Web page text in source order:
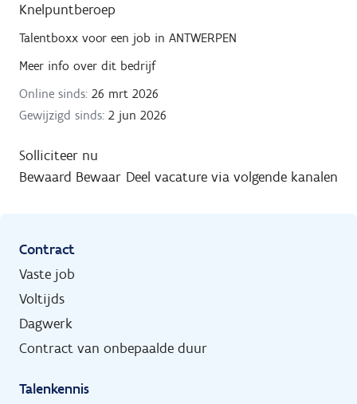
r
Knelpuntberoep
Talentboxx voor een job in ANTWERPEN
Meer info over dit bedrijf
Online sinds: 26 mrt 2026
Gewijzigd sinds: 2 jun 2026
Solliciteer nu
Bewaard Bewaar Deel vacature via volgende kanalen
Contract
Vaste job
Voltijds
Dagwerk
Contract van onbepaalde duur
Talenkennis